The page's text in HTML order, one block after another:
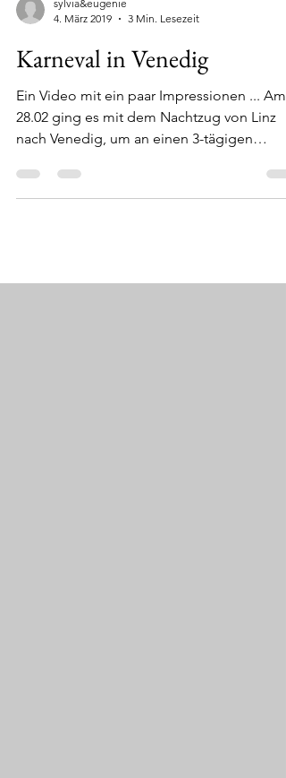
4. März 2019
3 Min. Lesezeit
Karneval in Venedig
Ein Video mit ein paar Impressionen ... Am
28.02 ging es mit dem Nachtzug von Linz
nach Venedig, um an einen 3-tägigen